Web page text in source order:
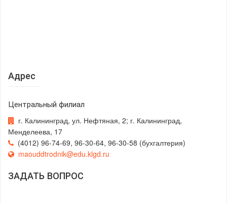
Адрес
Центральный филиал
г. Калининград, ул. Нефтяная, 2; г. Калининград,
Менделеева, 17
(4012) 96-74-69, 96-30-64, 96-30-58 (бухгалтерия)
maouddtrodnik@edu.klgd.ru
ЗАДАТЬ ВОПРОС